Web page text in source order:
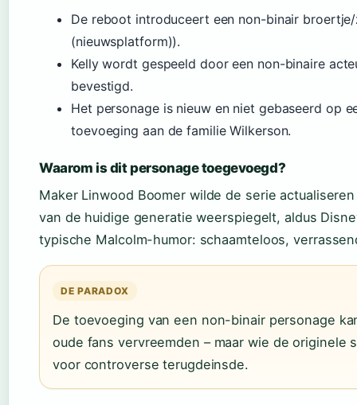
De reboot introduceert een non-binair broertje/
(nieuwsplatform)).
Kelly wordt gespeeld door een non-binaire
bevestigd.
Het personage is nieuw en niet gebaseerd op
toevoeging aan de familie Wilkerson.
Waarom is dit personage toegevoegd?
Maker Linwood Boomer wilde de serie
van de huidige generatie weerspiegelt, aldus
typische Malcolm-humor: schaamteloos,
DE PARADOX
De toevoeging van een non-binair personage
oude fans vervreemden – maar wie de
voor controverse terugdeinsde.